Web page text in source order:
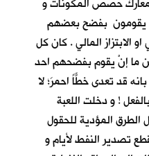
يقومون بفضح بعضهم
الابتزاز المالي . كان كل
ما إنْ يقوم بفضحهم احد
قد تعدى خطًّاً احمرَ؛ لا
! و دخلت اللعبة
الطرق المؤدية للحقول
تصدير النفط لأيام و